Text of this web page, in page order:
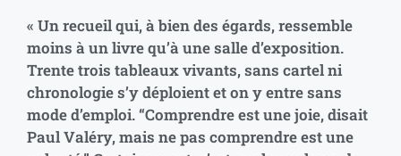
« Un recueil qui, à bien des égards, ressemble
moins à un livre qu’à une salle d’exposition.
Trente trois tableaux vivants, sans cartel ni
chronologie s’y déploient et on y entre sans
mode d’emploi. “Comprendre est une joie, disait
Paul Valéry, mais ne pas comprendre est une